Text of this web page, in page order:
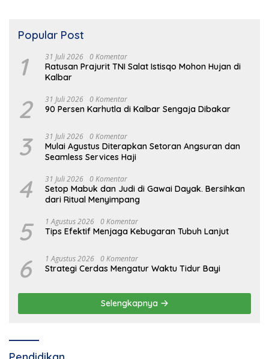
Popular Post
1 31 Juli 2026 0 Komentar
Ratusan Prajurit TNI Salat Istisqo Mohon Hujan di
Kalbar
2 31 Juli 2026 0 Komentar
90 Persen Karhutla di Kalbar Sengaja Dibakar
3 31 Juli 2026 0 Komentar
Mulai Agustus Diterapkan Setoran Angsuran dan
Seamless Services Haji
4 31 Juli 2026 0 Komentar
Setop Mabuk dan Judi di Gawai Dayak. Bersihkan
dari Ritual Menyimpang
5 1 Agustus 2026 0 Komentar
Tips Efektif Menjaga Kebugaran Tubuh Lanjut
6 1 Agustus 2026 0 Komentar
Strategi Cerdas Mengatur Waktu Tidur Bayi
Selengkapnya